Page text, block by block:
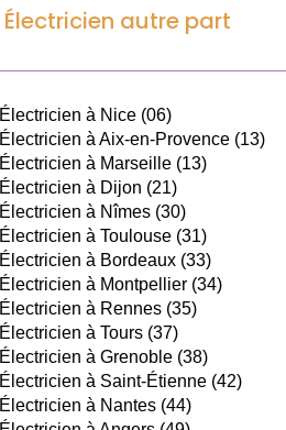
Électricien autre part
Électricien à Nice (06)
Électricien à Aix-en-Provence (13)
Électricien à Marseille (13)
Électricien à Dijon (21)
Électricien à Nîmes (30)
Électricien à Toulouse (31)
Électricien à Bordeaux (33)
Électricien à Montpellier (34)
Électricien à Rennes (35)
Électricien à Tours (37)
Électricien à Grenoble (38)
Électricien à Saint-Étienne (42)
Électricien à Nantes (44)